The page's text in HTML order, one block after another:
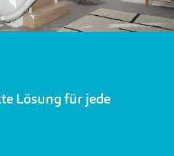
Lösung für jede